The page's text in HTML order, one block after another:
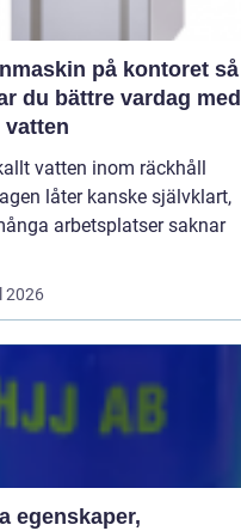
på kontoret så
du bättre vardag med
vatten inom räckhåll
låter kanske självklart,
arbetsplatser saknar
2026